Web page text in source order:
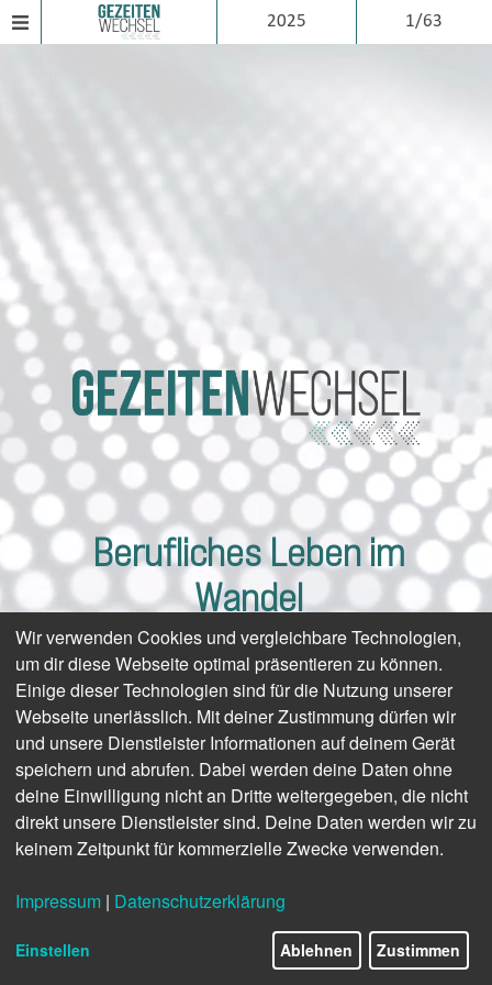
2025 1/63
Berufliches Leben im
Wandel
Wir verwenden Cookies und vergleichbare Technologien,
um dir diese Webseite optimal präsentieren zu können.
Einige dieser Technologien sind für die Nutzung unserer
Webseite unerlässlich. Mit deiner Zustimmung dürfen wir
und unsere Dienstleister Informationen auf deinem Gerät
speichern und abrufen. Dabei werden deine Daten ohne
deine Einwilligung nicht an Dritte weitergegeben, die nicht
direkt unsere Dienstleister sind. Deine Daten werden wir zu
keinem Zeitpunkt für kommerzielle Zwecke verwenden.
Impressum | Datenschutzerklärung
Einstellen Ablehnen Zustimmen